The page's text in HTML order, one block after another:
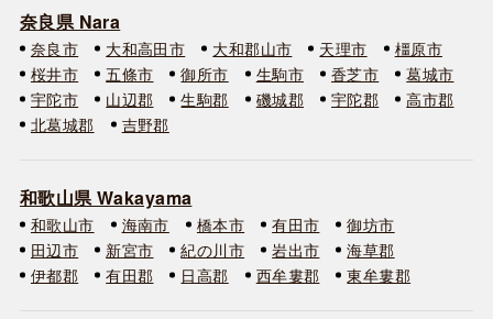
奈良県 Nara
奈良市 大和高田市 大和郡山市 天理市
橿原市
桜井市
五條市 御所市 生駒市 香芝市
葛城市
宇陀市
山辺郡 生駒郡 磯城郡 宇陀郡
高市郡
北葛城郡
吉野郡
和歌山県 Wakayama
和歌山市 海南市 橋本市 有田市
御坊市
田辺市
新宮市 紀の川市 岩出市
海草郡
伊都郡
有田郡 日高郡 西牟婁郡 東牟婁郡